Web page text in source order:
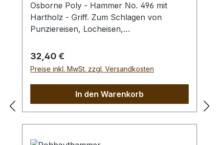
Osborne Poly - Hammer No. 496 mit
Hartholz - Griff. Zum Schlagen von
Punziereisen, Locheisen,
Schlagfläche. Wenig Rückschlag durch
schlagabsorbierenden Poly -
Hammerkopf. 240 gr Gesamtgewicht /
Regulärer Preis:
32,40 €
Preise inkl. MwSt. zzgl. Versandkosten
In den Warenkorb